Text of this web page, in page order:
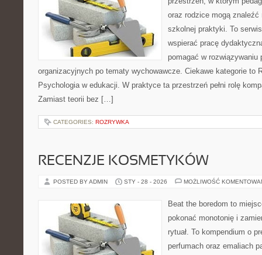
oraz rodzice mogą
szkolnej praktyki. To
wspierać pracę
pomagać w rozwiązywaniu
organizacyjnych po tematy wychowawcze. Ciekawe kategorie to
Psychologia w edukacji. W praktyce ta przestrzeń pełni rolę
Zamiast teorii bez […]
CATEGORIES: ROZRYWKA
RECENZJE KOSMETYKÓW
POSTED BY ADMIN STY - 28 - 2026 MOŻLIWOŚĆ
Beat the boredom to
pokonać monotonię i
rytuał. To kompendium o
perfumach oraz emaliach